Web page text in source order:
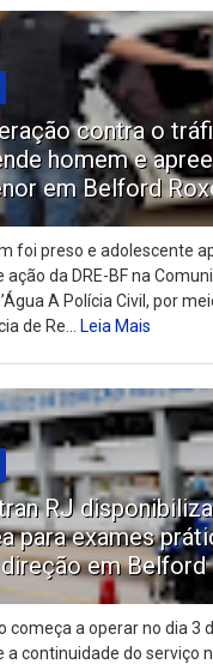
contra o
homem e
em Belford
foi preso e adolescente
ação da DRE-BF na
A Polícia Civil, por
de Re...Leia Mais
RJ
para exames
em Belford
começa a operar no dia 3
a continuidade do serviço